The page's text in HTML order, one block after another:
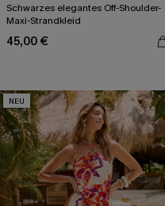
Schwarzes elegantes Off-Shoulder-
Maxi-Strandkleid
45,00 €
NEU